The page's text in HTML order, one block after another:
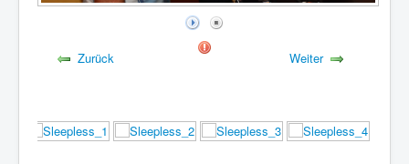
Zurück Weiter